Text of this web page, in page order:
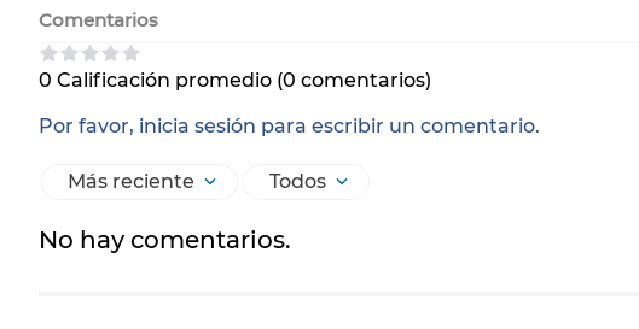
Comentarios
0 Calificación promedio (0 comentarios)
Por favor, inicia sesión para escribir un comentario.
Más reciente Todos
No hay comentarios.